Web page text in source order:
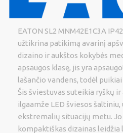
EATON SL2 MNM42E1C3A
užtikrina patikimą avarinį
dizaino ir aukštos kokybės
apsaugos klasę, jis yra
lašančio vandens, todėl
Šis šviestuvas suteikia ryškų
ilgaamže LED šviesos
ekstremalių situacijų metu.
kompaktiškas dizainas